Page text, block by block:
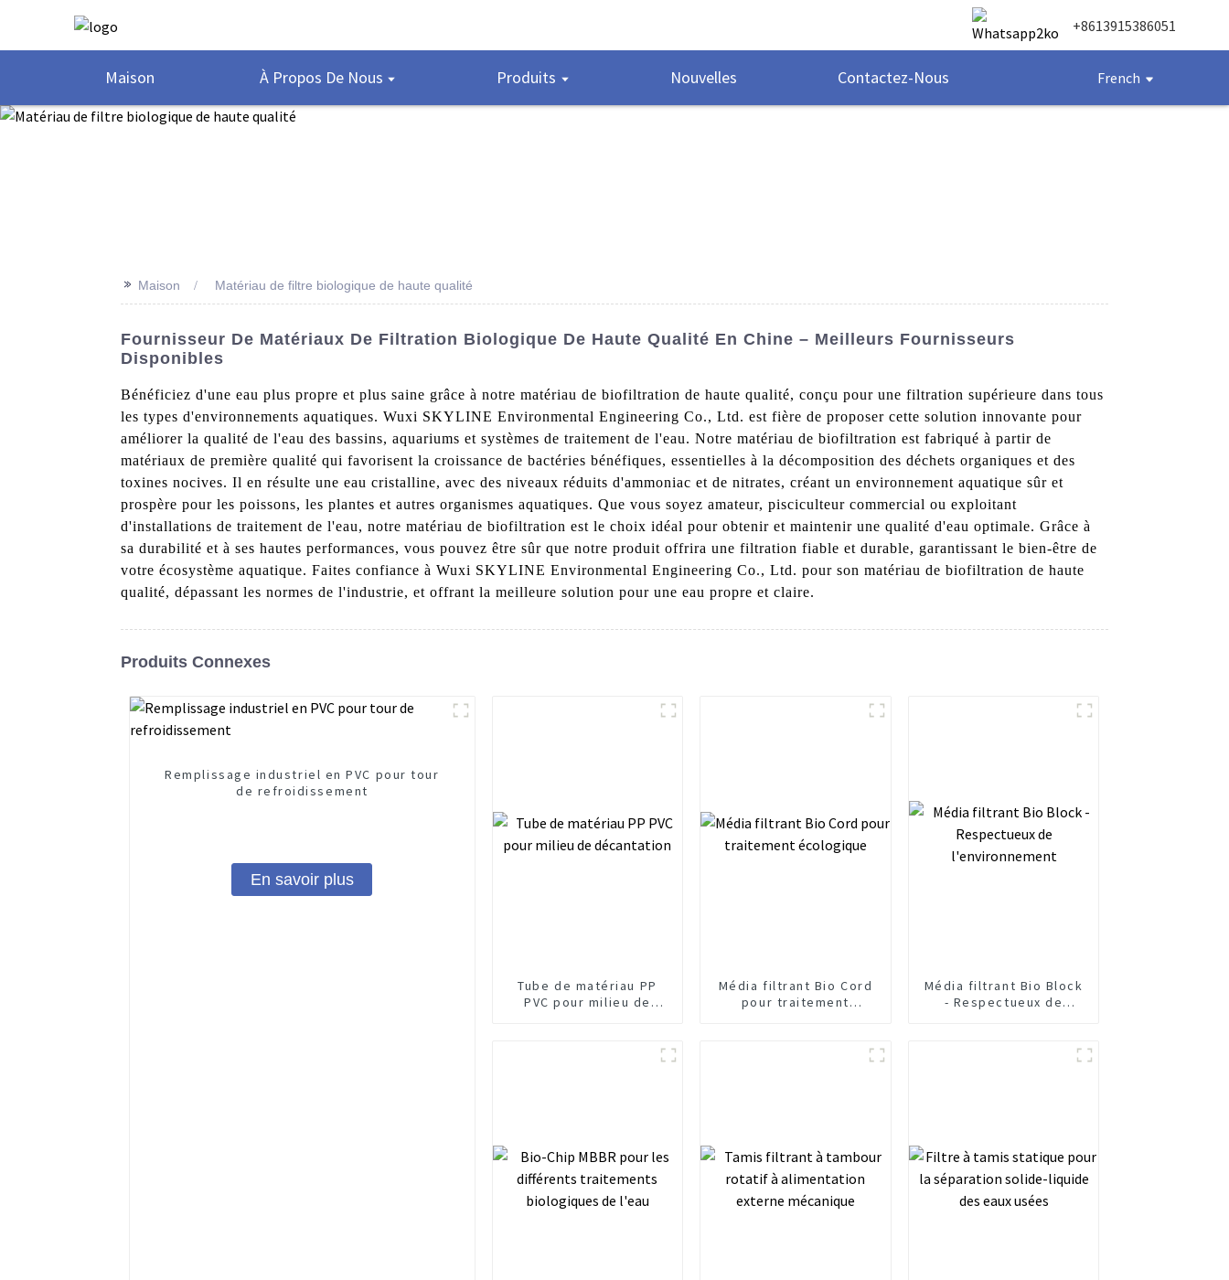
+8613915386051
Maison À Propos De Nous Produits Nouvelles Contactez-Nous French
>> Maison Matériau de filtre biologique de haute qualité
Fournisseur De Matériaux De Filtration Biologique De Haute Qualité En Chine – Meilleurs Fournisseurs
Disponibles
Bénéficiez d'une eau plus propre et plus saine grâce à notre matériau de biofiltration de haute qualité, conçu pour une filtration supérieure dans tous
les types d'environnements aquatiques. Wuxi SKYLINE Environmental Engineering Co., Ltd. est fière de proposer cette solution innovante pour
améliorer la qualité de l'eau des bassins, aquariums et systèmes de traitement de l'eau. Notre matériau de biofiltration est fabriqué à partir de
matériaux de première qualité qui favorisent la croissance de bactéries bénéfiques, essentielles à la décomposition des déchets organiques et des
toxines nocives. Il en résulte une eau cristalline, avec des niveaux réduits d'ammoniac et de nitrates, créant un environnement aquatique sûr et
prospère pour les poissons, les plantes et autres organismes aquatiques. Que vous soyez amateur, pisciculteur commercial ou exploitant
d'installations de traitement de l'eau, notre matériau de biofiltration est le choix idéal pour obtenir et maintenir une qualité d'eau optimale. Grâce à
sa durabilité et à ses hautes performances, vous pouvez être sûr que notre produit offrira une filtration fiable et durable, garantissant le bien-être de
votre écosystème aquatique. Faites confiance à Wuxi SKYLINE Environmental Engineering Co., Ltd. pour son matériau de biofiltration de haute
qualité, dépassant les normes de l'industrie, et offrant la meilleure solution pour une eau propre et claire.
Produits Connexes
Remplissage industriel en PVC pour tour
de refroidissement
En savoir plus
Tube de matériau PP
PVC pour milieu de
Média filtrant Bio Cord
pour traitement
Média filtrant Bio Block
- Respectueux de